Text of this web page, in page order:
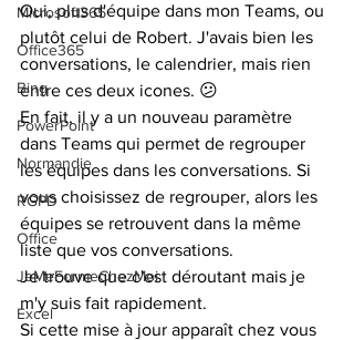
Microsoft365
Office365
Bing
PowerPoint
Normandie
RGPD
Office
JeMeFormeChezMoi
Excel
Oui, plus d'équipe dans mon Teams, ou
plutôt celui de Robert. J'avais bien les
conversations, le calendrier, mais rien
entre ces deux icones. 😕
En fait, il y a un nouveau paramètre
dans Teams qui permet de regrouper
les équipes dans les conversations. Si
vous choisissez de regrouper, alors les
équipes se retrouvent dans la même
liste que vos conversations.
Je trouve que c'est déroutant mais je
m'y suis fait rapidement.
Si cette mise à jour apparaît chez vous